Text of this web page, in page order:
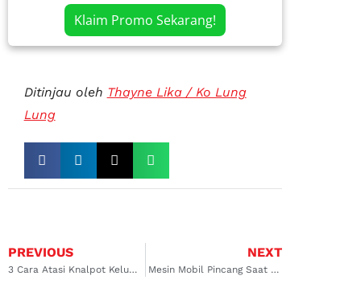
Klaim Promo Sekarang!
Ditinjau oleh Thayne Lika / Ko Lung
Lung
PREVIOUS
3 Cara Atasi Knalpot Keluar Asap Hitam yang Jarang Diketahui
NEXT
Mesin Mobil Pincang Saat Dingin? Cek 5 Komponen Ini